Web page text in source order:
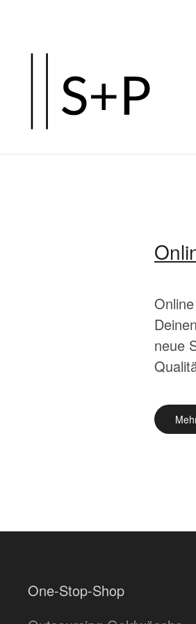
springen
neue
One-Stop-Shop